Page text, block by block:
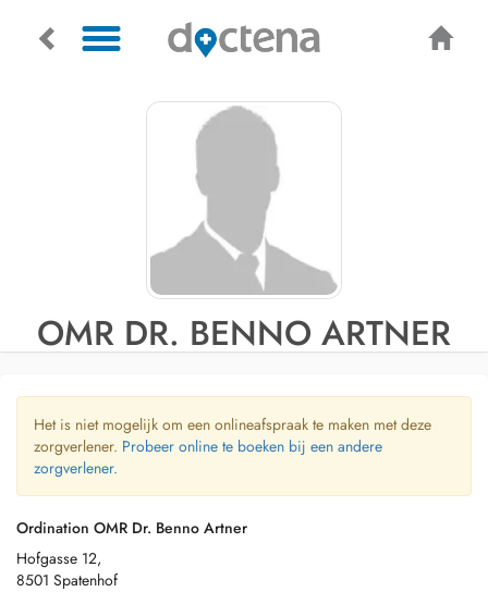
OMR DR. BENNO ARTNER
Het is niet mogelijk om een onlineafspraak te maken met deze
zorgverlener. Probeer online te boeken bij een andere
zorgverlener.
Ordination OMR Dr. Benno Artner
Hofgasse 12,
8501 Spatenhof